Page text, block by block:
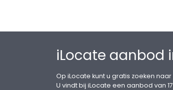
iLocate aanbod
Op iLocate kunt u gratis zoeken
U vindt bij iLocate een aanbod van